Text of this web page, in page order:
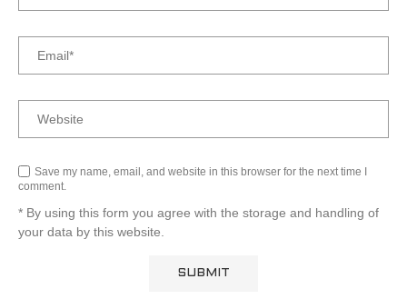
Save my name, email, and website in this browser for the next time I
comment.
* By using this form you agree with the storage and handling of
your data by this website.